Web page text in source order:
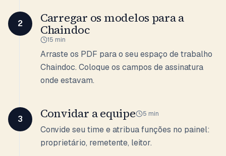
2
Carregar os modelos para a
Chaindoc
15 min
Arraste os PDF para o seu espaço de trabalho
Chaindoc. Coloque os campos de assinatura
onde estavam.
3 Convidar a equipe 5 min
Convide seu time e atribua funções no painel:
proprietário, remetente, leitor.